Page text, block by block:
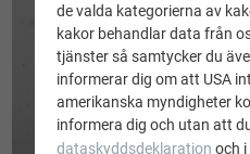
de valda kategorierna av
kakor behandlar data från
tjänster så samtycker du
informerar dig om att USA
amerikanska myndigheter
informera dig och utan att
dataskyddsdeklaration och i